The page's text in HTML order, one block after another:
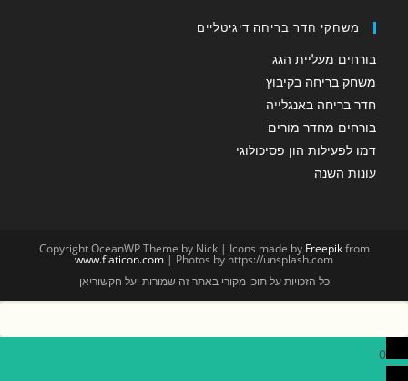
משחקי חדר בריחה דיגיטליים
בורחים מעליית הגג
משחק בריחה בקיבוץ
חדר בריחה באנגלייה
בורחים מחדר מורים
דמו לפעילות הון פסיכולוגי
עונות השנה
Copyright OceanWP Theme by Nick | Icons made by Freepikfrom
www.flaticon.com | Photos by https://unsplash.com
כל הזכויות על תוכן מקורי באתר זה שמורות יעל חקשוריאן
0